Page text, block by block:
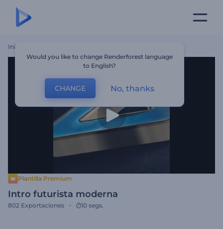
Inicio
Plantilla Premium
Intro futurista moderna
802 Exportaciones 10 segs.
Would you like to change Renderforest language
to English?
CHANGE No, thanks